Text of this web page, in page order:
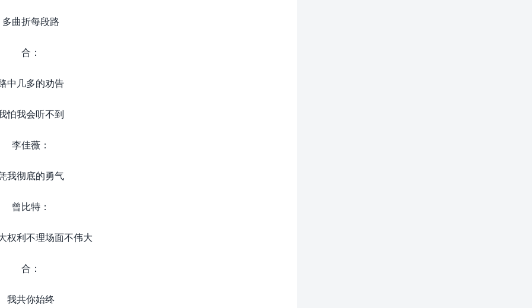
多曲折每段路
合：
中几多的劝告
怕我会听不到
李佳薇：
我彻底的勇气
曾比特：
权利不理场面不伟大
合：
我共你始终